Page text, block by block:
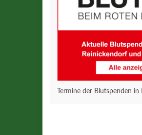
Termine der Blutspenden